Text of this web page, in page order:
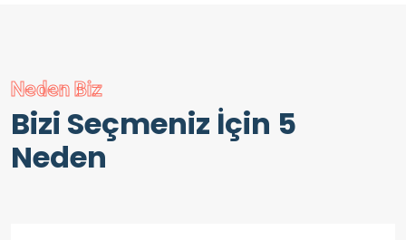
Neden Biz
Bizi Seçmeniz İçin 5
Neden